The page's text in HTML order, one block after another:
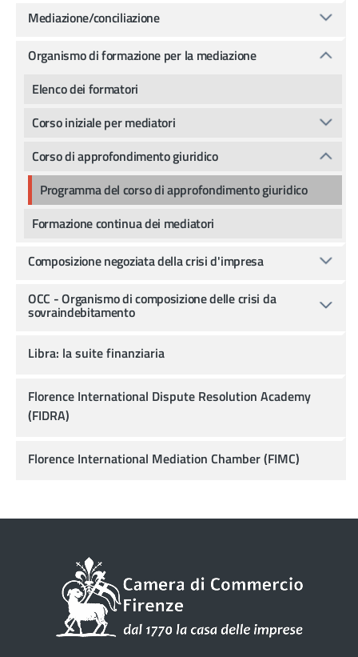
Mediazione/conciliazione
Organismo di formazione per la mediazione
Elenco dei formatori
Corso iniziale per mediatori
Corso di approfondimento giuridico
Programma del corso di approfondimento giuridico
Formazione continua dei mediatori
Composizione negoziata della crisi d'impresa
OCC - Organismo di composizione delle crisi da
sovraindebitamento
Libra: la suite finanziaria
Florence International Dispute Resolution Academy
(FIDRA)
Florence International Mediation Chamber (FIMC)